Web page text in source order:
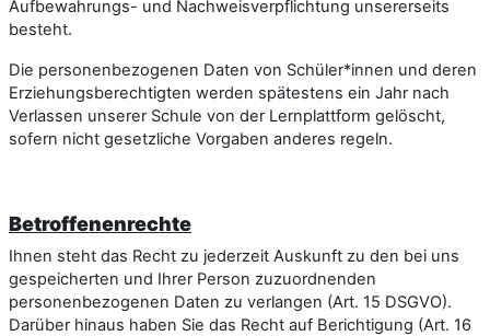
Aufbewahrungs- und Nachweisverpflichtung unsererseits
besteht.
Die personenbezogenen Daten von Schüler*innen und deren
Erziehungsberechtigten werden spätestens ein Jahr nach
Verlassen unserer Schule von der Lernplattform gelöscht,
sofern nicht gesetzliche Vorgaben anderes regeln.
Betroffenenrechte
Ihnen steht das Recht zu jederzeit Auskunft zu den bei uns
gespeicherten und Ihrer Person zuzuordnenden
personenbezogenen Daten zu verlangen (Art. 15 DSGVO).
Darüber hinaus haben Sie das Recht auf Berichtigung (Art. 16